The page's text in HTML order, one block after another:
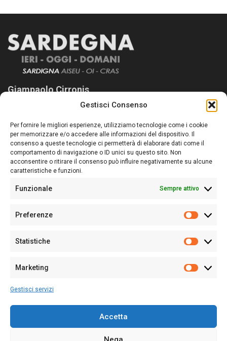
Gestisci Consenso
Per fornire le migliori esperienze, utilizziamo tecnologie come i cookie
per memorizzare e/o accedere alle informazioni del dispositivo. Il
consenso a queste tecnologie ci permetterà di elaborare dati come il
comportamento di navigazione o ID unici su questo sito. Non
acconsentire o ritirare il consenso può influire negativamente su alcune
caratteristiche e funzioni.
Funzionale Sempre attivo
Preferenze
Statistiche
Marketing
Gestisci servizi
Accetta
Giampaolo Cirronis
Sardegna Ieri-Oggi-Domani nasce per informare “liberamente” i
lettori su quanto accade in Sardegna, con un occhio rivolto al
nostro passato e, soprattutto, al nostro futuro
Follow Us
Sede:Via Cristoforo Colombo 09013 Carbonia
Partita IVA02270380922
128/2020 del 10/02/2020
Per la Pubblicità: